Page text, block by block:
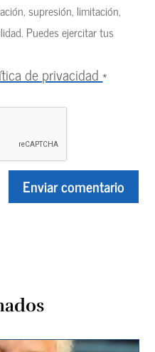
supresión, limitación,
Puedes ejercitar tus
de privacidad*